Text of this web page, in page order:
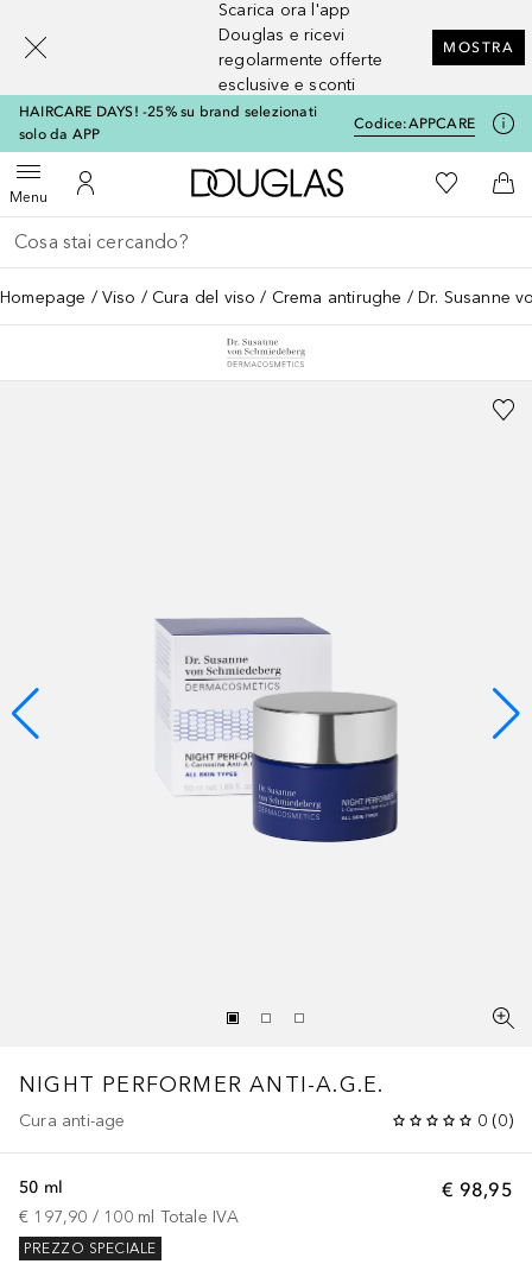
Scarica ora l'app
Douglas e ricevi
regolarmente offerte
esclusive e sconti
MOSTRA
HAIRCARE DAYS! -25% su brand selezionati
solo da APP
Codice:APPCARE
MenuApri menuAl Mio Account
A Douglas HomeAlla Mia
Al
Torna indietro
Esegui ricerca
Homepage Viso Cura del viso Crema antirughe Dr. Susanne
NIGHT PERFORMER ANTI-A.G.E.
Cura anti-age 0 (0)
€ 98,95
50 ml
€ 197,90 / 100 ml Totale IVA
PREZZO SPECIALE
[navigation.slideout.screenreader]